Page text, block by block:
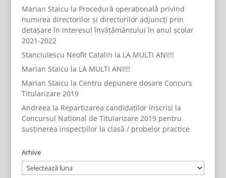
Marian Staicu la Procedură operațională privind
numirea directorilor și directorilor adjuncți prin
detașare în interesul învățământului în anul școlar
2021-2022
Stanciulescu Neofit Catalin la LA MULTI ANI!!!
Marian Staicu la LA MULTI ANI!!!
Marian Staicu la Centru depunere dosare Concurs
Titularizare 2019
Andreea la Repartizarea candidaților înscrisi la
Concursul National de Titularizare 2019 pentru
susținerea inspecțiilor la clasă / probelor practice
Arhive
Arhive